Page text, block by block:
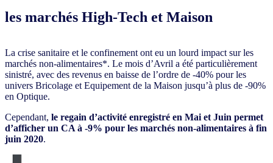
les marchés High-Tech et Maison
La crise sanitaire et le confinement ont eu un lourd impact sur les
marchés non-alimentaires*. Le mois d’Avril a été particulièrement
sinistré, avec des revenus en baisse de l’ordre de -40% pour les
univers Bricolage et Equipement de la Maison jusqu’à plus de -90%
en Optique.
Cependant, le regain d’activité enregistré en Mai et Juin permet
d’afficher un CA à -9% pour les marchés non-alimentaires à fin
juin 2020.